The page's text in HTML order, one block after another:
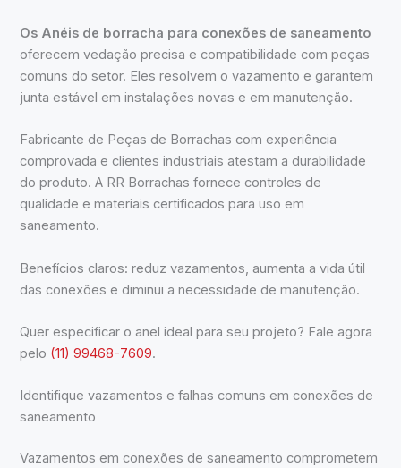
Os Anéis de borracha para conexões de saneamento
oferecem vedação precisa e compatibilidade com peças
comuns do setor. Eles resolvem o vazamento e garantem
junta estável em instalações novas e em manutenção.
Fabricante de Peças de Borrachas com experiência
comprovada e clientes industriais atestam a durabilidade
do produto. A RR Borrachas fornece controles de
qualidade e materiais certificados para uso em
saneamento.
Benefícios claros: reduz vazamentos, aumenta a vida útil
das conexões e diminui a necessidade de manutenção.
Quer especificar o anel ideal para seu projeto? Fale agora
pelo (11) 99468-7609.
Identifique vazamentos e falhas comuns em conexões de
saneamento
Vazamentos em conexões de saneamento comprometem